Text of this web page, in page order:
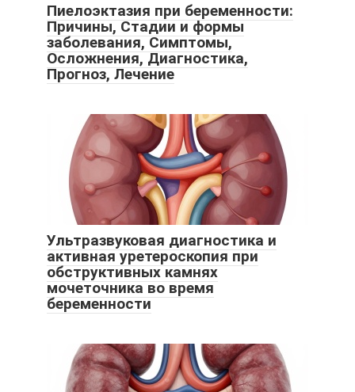
Пиелоэктазия при беременности:
Причины, Стадии и формы
заболевания, Симптомы,
Осложнения, Диагностика,
Прогноз, Лечение
Ультразвуковая диагностика и
активная уретероскопия при
обструктивных камнях
мочеточника во время
беременности